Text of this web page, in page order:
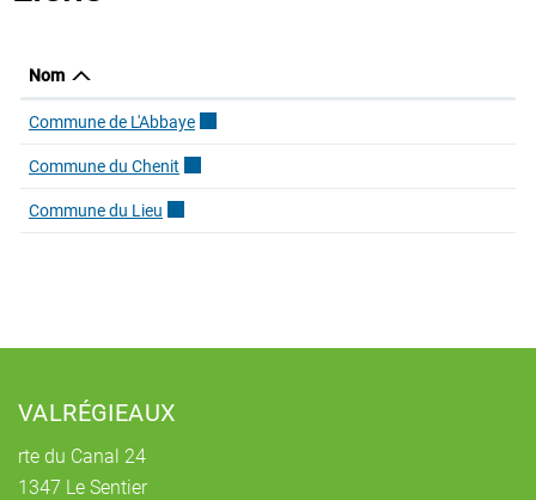
Nom
Commune de L'Abbaye
Commune du Chenit
Commune du Lieu
Pied de page
VALRÉGIEAUX
rte du Canal 24
1347 Le Sentier